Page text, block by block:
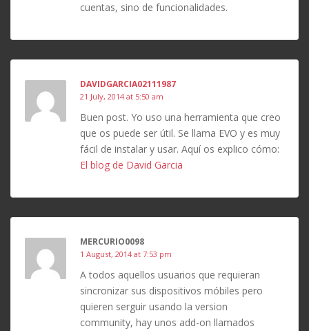
cuentas, sino de funcionalidades.
DAVIDGARCIA02111987
21 July, 2014 at 5:50 am
Buen post. Yo uso una herramienta que creo
que os puede ser útil. Se llama EVO y es muy
fácil de instalar y usar. Aquí os explico cómo:
El blog de David Garcia
MERCURIO0098
1 August, 2014 at 7:53 pm
A todos aquellos usuarios que requieran
sincronizar sus dispositivos móbiles pero
quieren serguir usando la version
community, hay unos add-on llamados